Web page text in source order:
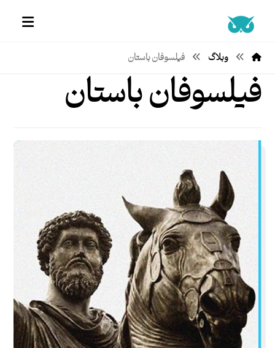
وبلاگ فیلسوفان باستان
فیلسوفان باستان